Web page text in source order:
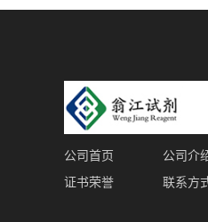
公司首页 公司介
证书荣誉
联系方